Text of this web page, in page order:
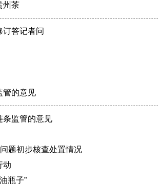
州茶
订答记者问
管的意见
条监管的意见
题初步核查处置情况
动
瓶子”